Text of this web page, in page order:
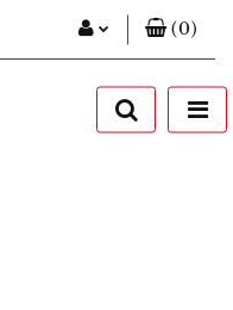
Zaloguj się
Zarejestruj się
(0)